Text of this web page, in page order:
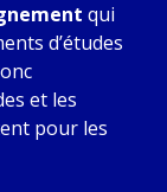
qui
d’études
et les
pour les